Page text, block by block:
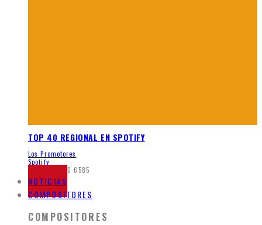
TOP 40 REGIONAL EN SPOTIFY
Los Promotores
Spotify
junio 8, 2020 6585
NOTICIAS
COMPOSITORES
COMPOSITORES